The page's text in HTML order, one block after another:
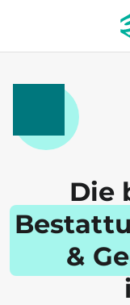
Die
&